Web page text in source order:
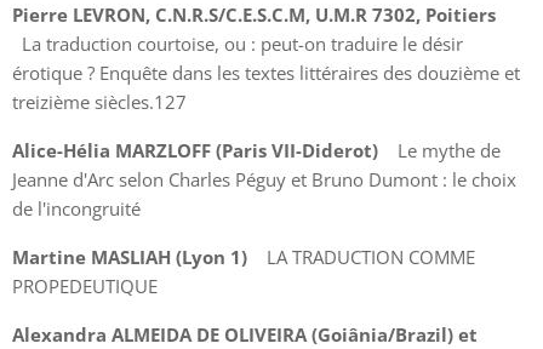
Pierre LEVRON, C.N.R.S/C.E.S.C.M, U.M.R 7302, Poitiers
La traduction courtoise, ou : peut-on traduire le désir
érotique ? Enquête dans les textes littéraires des douzième et
treizième siècles.127
Alice-Hélia MARZLOFF (Paris VII-Diderot)
Le mythe de
Jeanne d'Arc selon Charles Péguy et Bruno Dumont : le choix
de l'incongruité
Martine MASLIAH (Lyon 1)
LA TRADUCTION COMME
PROPEDEUTIQUE
Alexandra ALMEIDA DE OLIVEIRA (Goiânia/Brazil) et